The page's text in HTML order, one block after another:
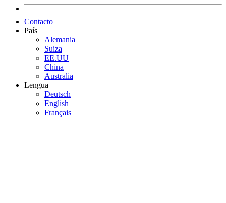
Contacto
País
Alemania
Suiza
EE.UU
China
Australia
Lengua
Deutsch
English
Français